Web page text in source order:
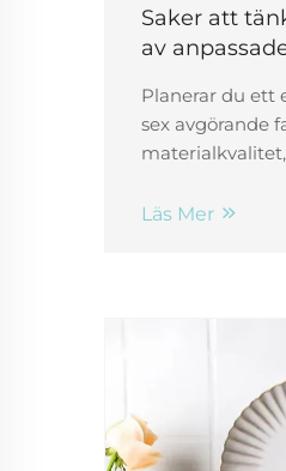
Saker att
av
Planerar du ett
sex avgörande
Läs Mer